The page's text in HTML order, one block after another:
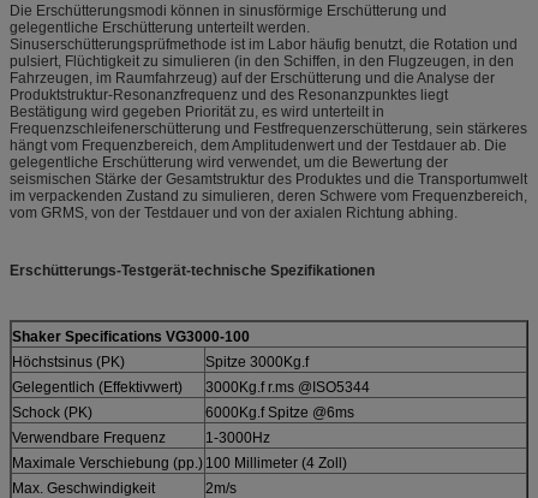
Die Erschütterungsmodi können in sinusförmige Erschütterung und
gelegentliche Erschütterung unterteilt werden.
Sinuserschütterungsprüfmethode ist im Labor häufig benutzt, die Rotation und
pulsiert, Flüchtigkeit zu simulieren (in den Schiffen, in den Flugzeugen, in den
Fahrzeugen, im Raumfahrzeug) auf der Erschütterung und die Analyse der
Produktstruktur-Resonanzfrequenz und des Resonanzpunktes liegt
Bestätigung wird gegeben Priorität zu, es wird unterteilt in
Frequenzschleifenerschütterung und Festfrequenzerschütterung, sein stärkeres
hängt vom Frequenzbereich, dem Amplitudenwert und der Testdauer ab. Die
gelegentliche Erschütterung wird verwendet, um die Bewertung der
seismischen Stärke der Gesamtstruktur des Produktes und die Transportumwelt
im verpackenden Zustand zu simulieren, deren Schwere vom Frequenzbereich,
vom GRMS, von der Testdauer und von der axialen Richtung abhing.
Erschütterungs-Testgerät-technische Spezifikationen
Shaker Specifications VG3000-100
Höchstsinus (PK)
Spitze 3000Kg.f
Gelegentlich (Effektivwert)
3000Kg.f r.ms @ISO5344
Schock (PK)
6000Kg.f Spitze @6ms
Verwendbare Frequenz
1-3000Hz
Maximale Verschiebung (pp.) 100 Millimeter (4 Zoll)
Max. Geschwindigkeit
2m/s